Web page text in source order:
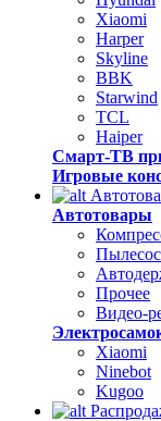
Xiaomi
Harper
Skyline
BBK
Starwind
TCL
Haiper
Смарт-ТВ
Игровые
Автотовары
Прочее
Видео-
Xiaomi
Ninebot
Kugoo